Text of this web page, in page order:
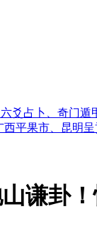
爻占卜、奇门
平果市、昆明呈
谦卦